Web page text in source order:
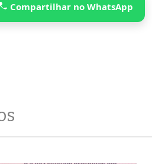
Compartilhar no WhatsApp